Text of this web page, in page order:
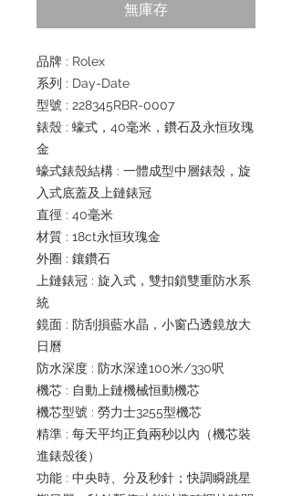
無庫存
品牌 : Rolex
系列 : Day-Date
型號 : 228345RBR-0007
錶殼 : 蠔式，40毫米，鑽石及永恒玫瑰
金
蠔式錶殼結構 : 一體成型中層錶殼，旋
入式底蓋及上鏈錶冠
直徑 : 40毫米
材質 : 18ct永恒玫瑰金
外圈 : 鑲鑽石
上鏈錶冠 : 旋入式，雙扣鎖雙重防水系
統
鏡面 : 防刮損藍水晶，小窗凸透鏡放大
日曆
防水深度 : 防水深達100米/330呎
機芯 : 自動上鏈機械恒動機芯
機芯型號 : 勞力士3255型機芯
精準 : 每天平均正負兩秒以內（機芯裝
進錶殼後）
功能 : 中央時、分及秒針；快調瞬跳星